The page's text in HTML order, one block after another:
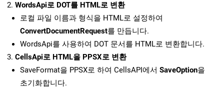
WordsApi로 DOT를 HTML로 변환
로컬 파일 이름과 형식을 HTML로 설정하여
ConvertDocumentRequest를 만듭니다.
WordsApi를 사용하여 DOT 문서를 HTML로 변환합니다.
CellsApi로 HTML을 PPSX로 변환
SaveFormat을 PPSX로 하여 CellsAPI에서 SaveOption을
초기화합니다.